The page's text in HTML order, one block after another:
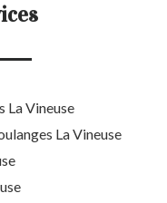
La Vineuse
La Vineuse